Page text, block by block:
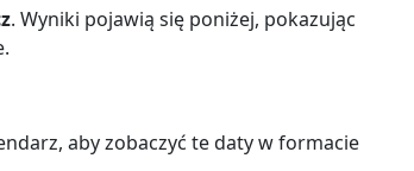
. Wyniki pojawią się poniżej, pokazując
aby zobaczyć te daty w formacie